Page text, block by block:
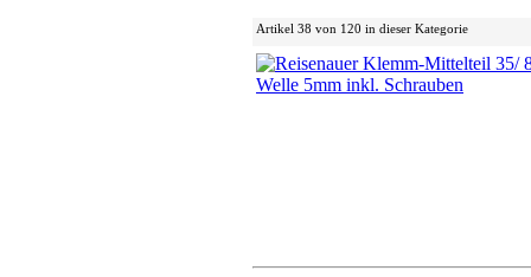
Artikel 38 von 120 in dieser Kategorie